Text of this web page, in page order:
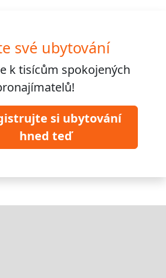
své ubytování
ktisícům spokojených
si ubytování
hned teď